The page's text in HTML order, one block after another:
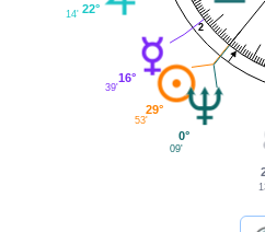
2
22°
14'
16°
39'
29°
53'
0°
09'